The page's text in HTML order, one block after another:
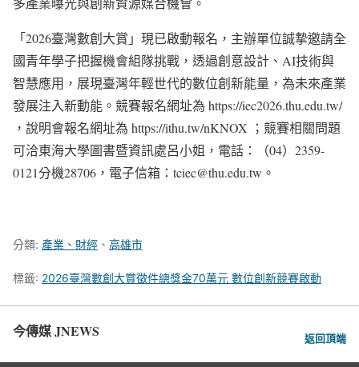
「2026臺灣數創大賞」現已啟動報名，主辦單位誠摯邀請全
國青年學子把握機會組隊挑戰，透過創意設計、AI技術與
智慧應用，展現臺灣年輕世代的數位創新能量，為未來產業
發展注入新動能。競賽報名網址為 https://iec2026.thu.edu.tw/
，說明會報名網址為 https://ithu.tw/nKNOX ；競賽相關問題
可洽東海大學圖書暨資訊處呂小姐，電話：（04）2359-
0121分機28706，電子信箱：tciec@thu.edu.tw。
分類: 產業、財經 、 高雄市
標籤: 2026臺灣數創大賞徵件總獎金70萬元 數位創新競賽啟動
今傳媒 JNEWS 返回頂端